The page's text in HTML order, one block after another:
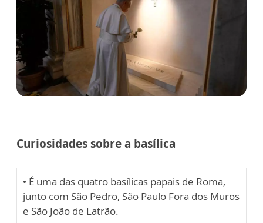
Curiosidades sobre a basílica
• É uma das quatro basílicas papais de Roma,
junto com São Pedro, São Paulo Fora dos Muros
e São João de Latrão.